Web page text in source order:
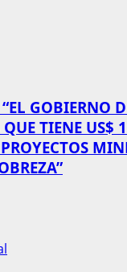
GOBIERNO
TIENE US$